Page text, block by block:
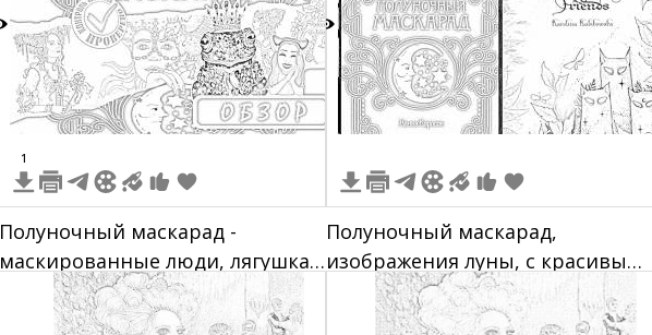
1
Полуночный маскарад -
маскированные люди, лягушка
в короне, ночное небо с луной и
звездами, цветы, женщина с
3
Полуночный маскарад,
изображения луны, с красивым
орнаментом, лица в полумесяце